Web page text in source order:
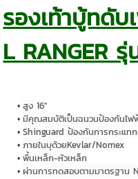
รองเท้าบู้ทดับ
L RANGER
สูง 16"
มีคุณสมบัติเป็นฉนวนป้องกันไฟ
Shinguard ป้องกันการกระแท
ภายในบุด้วยKevlar/Nomex
พื้นเหล็ก-หัวเหล็ก
ผ่านการทดสอบตามมาตรฐาน